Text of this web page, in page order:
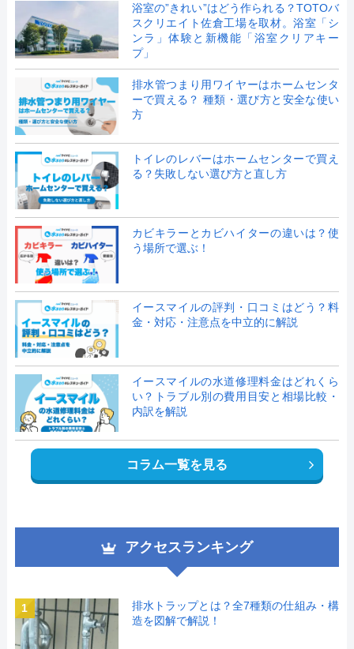
浴室の”きれい”はどう作られる？TOTOバ
スクリエイト佐倉工場を取材。浴室「シ
ンラ」体験と新機能「浴室クリアキー
プ」
排水管つまり用ワイヤーはホームセンタ
ーで買える？ 種類・選び方と安全な使い
方
トイレのレバーはホームセンターで買え
る？失敗しない選び方と直し方
カビキラーとカビハイターの違いは？使
う場所で選ぶ！
イースマイルの評判・口コミはどう？料
金・対応・注意点を中立的に解説
イースマイルの水道修理料金はどれくら
い？トラブル別の費用目安と相場比較・
内訳を解説
コラム一覧を見る
アクセスランキング
1
排水トラップとは？全7種類の仕組み・構
造を図解で解説！